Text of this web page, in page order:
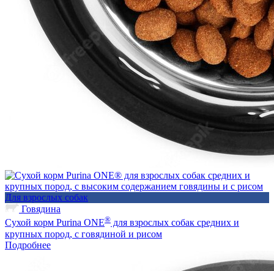
Для взрослых собак
Говядина
Сухой корм Purina ONE® для взрослых собак средних и
крупных пород, с говядиной и рисом
Подробнее